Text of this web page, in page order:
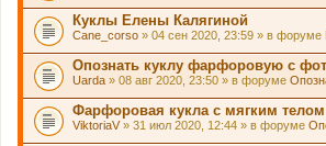
Куклы Елены Калягиной
Cane_corso » 04 сен 2020, 23:59 » в форуме
Опознать куклу фарфоровую с
Uarda » 08 авг 2020, 23:50 » в форуме
Фарфоровая кукла с мягким
ViktoriaV» 31 июл 2020, 12:44 » в форуме